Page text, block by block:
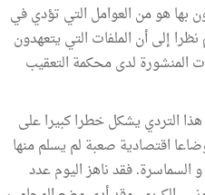
بها هو من العوامل التي تؤدي في
إلى أن الملفات التي يتعهدون
المنشورة لدى محكمة التعقيب
التردي يشكل خطرا كبيرا على
اقتصادية صعبة لم يسلم منها
و السماسرة. فقد ناهز اليوم عدد